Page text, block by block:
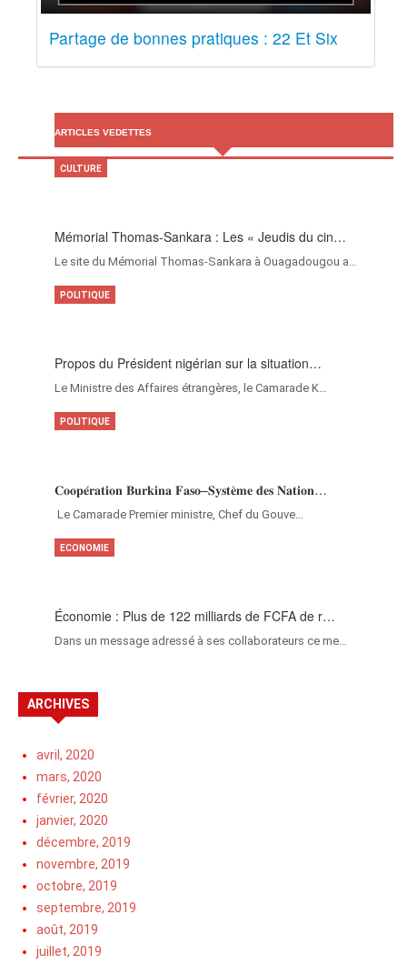
Partage de bonnes pratiques : 22 Et Six
ARTICLES VEDETTES
Mémorial Thomas-Sankara : Les « Jeudis du cin…
Le site du Mémorial Thomas-Sankara à Ouagadougou a…
CULTURE
Propos du Président nigérian sur la situation…
Le Ministre des Affaires étrangères, le Camarade K…
POLITIQUE
𝐂𝐨𝐨𝐩𝐞́𝐫𝐚𝐭𝐢𝐨𝐧 𝐁𝐮𝐫𝐤𝐢𝐧𝐚 𝐅𝐚𝐬𝐨–𝐒𝐲𝐬𝐭𝐞̀𝐦𝐞 𝐝𝐞𝐬 𝐍𝐚𝐭𝐢𝐨𝐧…
‎Le Camarade Premier ministre, Chef du Gouve…
POLITIQUE
Économie : Plus de 122 milliards de FCFA de r…
Dans un message adressé à ses collaborateurs ce me…
ECONOMIE
ARCHIVES
avril, 2020
mars, 2020
février, 2020
janvier, 2020
décembre, 2019
novembre, 2019
octobre, 2019
septembre, 2019
août, 2019
juillet, 2019